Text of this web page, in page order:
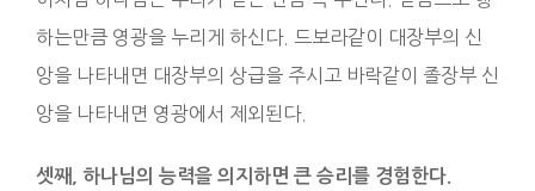
하는만큼 영광을 누리게 하신다. 드보라같이 대장부의 신
앙을 나타내면 대장부의 상급을 주시고 바락같이 졸장부 신
앙을 나타내면 영광에서 제외된다.
셋째, 하나님의 능력을 의지하면 큰 승리를 경험한다.